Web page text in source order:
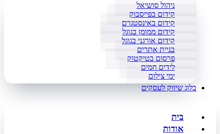
ניהול סושיאל
קידום בפייסבוק
קידום באינסטגרם
קידום ממומן בגוגל
קידום אורגני בגוגל
בניית אתרים
פרסום בטיקטוק
לידים חמים
ימי צילום
בלוג שיווק לעסקים
בית
אודות